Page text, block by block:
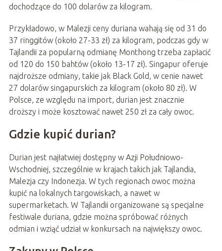
dochodzące do 100 dolarów za kilogram.
Przykładowo, w Malezji ceny duriana wahają się od 31 do
37 ringgitów (około 27-33 zł) za kilogram, podczas gdy w
Tajlandii za popularną odmianę Monthong trzeba zapłacić
od 120 do 150 bahtów (około 13-17 zł). Singapur oferuje
najdroższe odmiany, takie jak Black Gold, w cenie nawet
27 dolarów singapurskich za kilogram (około 80 zł). W
Polsce, ze względu na import, durian jest znacznie
droższy i może kosztować nawet 250 zł za cały owoc.
Gdzie kupić durian?
Durian jest najłatwiej dostępny w Azji Południowo-
Wschodniej, szczególnie w krajach takich jak Tajlandia,
Malezja czy Indonezja. W tych regionach owoc można
kupić na lokalnych targowiskach, a nawet w
supermarketach. W Tajlandii organizowane są specjalne
festiwale duriana, gdzie można spróbować różnych
odmian i wziąć udział w konkursach na największy owoc.